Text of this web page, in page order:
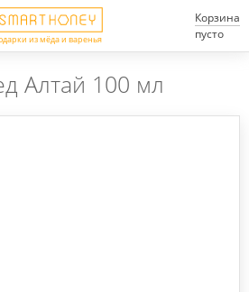
из мёда и варенья
Корзина
пусто
Алтай 100 мл